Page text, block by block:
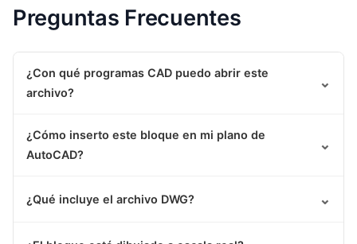
Preguntas Frecuentes
¿Con qué programas CAD puedo abrir este
archivo?
⌄
¿Cómo inserto este bloque en mi plano de
AutoCAD?
⌄
¿Qué incluye el archivo DWG? ⌄